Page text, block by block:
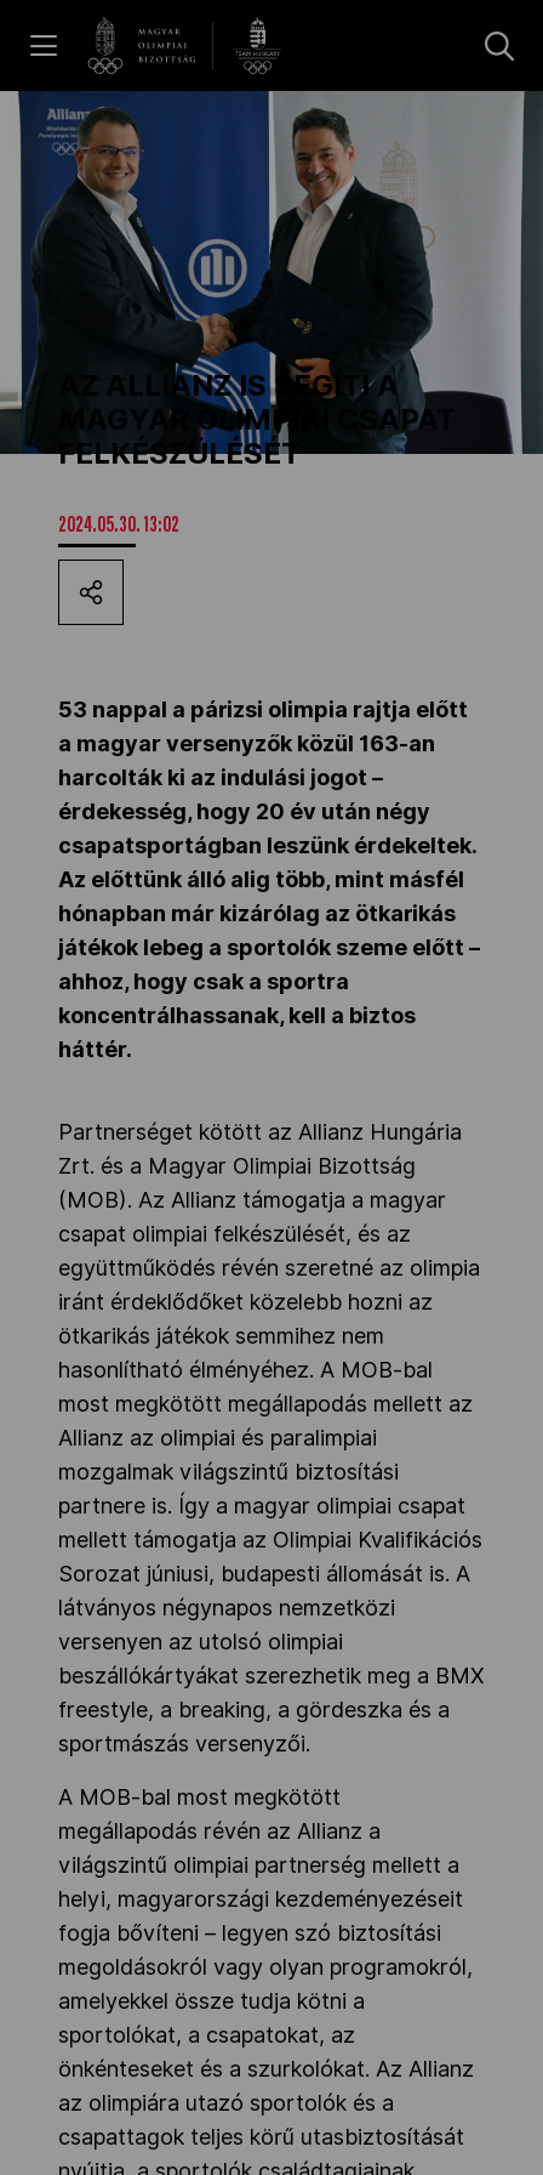
Hírek
Galéria
Dakar 2026
Los Angeles 2028
Kettőskarrier-program
Társszervezetek
OVEP
Adatbank
AZ ALLIANZ IS SEGÍTI A
MAGYAR OLIMPIAI CSAPAT
FELKÉSZÜLÉSÉT
2024.05.30. 13:02
53 nappal a párizsi olimpia rajtja előtt
a magyar versenyzők közül 163-an
harcolták ki az indulási jogot –
érdekesség, hogy 20 év után négy
csapatsportágban leszünk érdekeltek.
Az előttünk álló alig több, mint másfél
hónapban már kizárólag az ötkarikás
játékok lebeg a sportolók szeme előtt –
ahhoz, hogy csak a sportra
koncentrálhassanak, kell a biztos
háttér.
Partnerséget kötött az Allianz Hungária
Zrt. és a Magyar Olimpiai Bizottság
(MOB). Az Allianz támogatja a magyar
csapat olimpiai felkészülését, és az
együttműködés révén szeretné az olimpia
iránt érdeklődőket közelebb hozni az
ötkarikás játékok semmihez nem
hasonlítható élményéhez. A MOB-bal
most megkötött megállapodás mellett az
Allianz az olimpiai és paralimpiai
mozgalmak világszintű biztosítási
partnere is. Így a magyar olimpiai csapat
mellett támogatja az Olimpiai Kvalifikációs
Sorozat júniusi, budapesti állomását is. A
látványos négynapos nemzetközi
versenyen az utolsó olimpiai
beszállókártyákat szerezhetik meg a BMX
freestyle, a breaking, a gördeszka és a
sportmászás versenyzői.
A MOB-bal most megkötött
megállapodás révén az Allianz a
világszintű olimpiai partnerség mellett a
helyi, magyarországi kezdeményezéseit
fogja bővíteni – legyen szó biztosítási
megoldásokról vagy olyan programokról,
amelyekkel össze tudja kötni a
sportolókat, a csapatokat, az
önkénteseket és a szurkolókat. Az Allianz
az olimpiára utazó sportolók és a
csapattagok teljes körű utasbiztosítását